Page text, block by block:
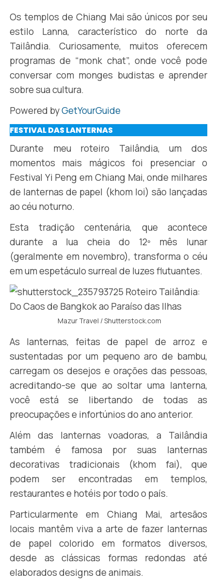
Os templos de Chiang Mai são únicos por seu
estilo Lanna, característico do norte da
Tailândia. Curiosamente, muitos oferecem
programas de “monk chat”, onde você pode
conversar com monges budistas e aprender
sobre sua cultura.
Powered byGetYourGuide
FESTIVAL DAS LANTERNAS
Durante meu roteiro Tailândia, um dos
momentos mais mágicos foi presenciar o
Festival Yi Peng em Chiang Mai, onde milhares
de lanternas de papel (khom loi) são lançadas
ao céu noturno.
Esta tradição centenária, que acontece
durante a lua cheia do 12º mês lunar
(geralmente em novembro), transforma o céu
em um espetáculo surreal de luzes flutuantes.
Mazur Travel / Shutterstock.com
As lanternas, feitas de papel de arroz e
sustentadas por um pequeno aro de bambu,
carregam os desejos e orações das pessoas,
acreditando-se que ao soltar uma lanterna,
você está se libertando de todas as
preocupações e infortúnios do ano anterior.
Além das lanternas voadoras, a Tailândia
também é famosa por suas lanternas
decorativas tradicionais (khom fai), que
podem ser encontradas em templos,
restaurantes e hotéis por todo o país.
Particularmente em Chiang Mai, artesãos
locais mantêm viva a arte de fazer lanternas
de papel colorido em formatos diversos,
desde as clássicas formas redondas até
elaborados designs de animais.